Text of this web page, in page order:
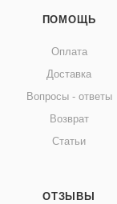
ПОМОЩЬ
Оплата
Доставка
Вопросы - ответы
Возврат
Статьи
ОТЗЫВЫ